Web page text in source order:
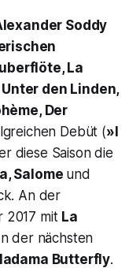
Soddy
La
den Linden,
Der
Debüt (»l
diese Saison die
Salome und
An der
2017 mit La
der nächsten
Butterfly.